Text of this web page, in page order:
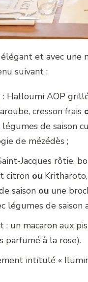
et avec une
suivant :
Halloumi AOP
cresson frais
légumes de saison
de mézédès ;
Jacques rôtie,
citron ou
saison ou une
légumes de
: un macaron aux
parfumé à la rose).
intitulé «